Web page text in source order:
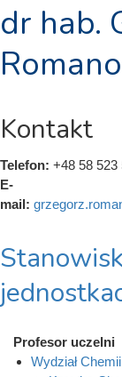
dr hab.
Kontakt
Telefon: +48 58 523
E-
mail:
Profesor uczelni
Wydział Chemii